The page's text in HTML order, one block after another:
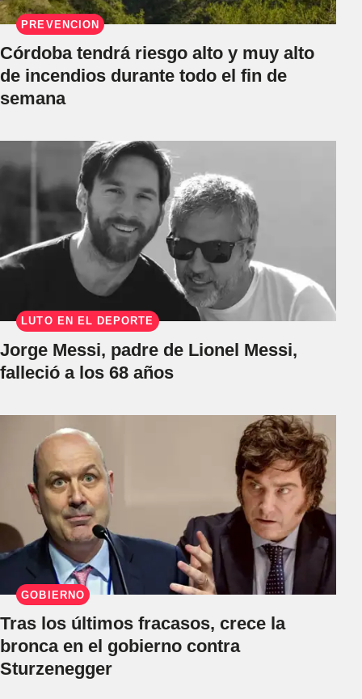
PREVENCIÓN
Córdoba tendrá riesgo alto y muy alto
de incendios durante todo el fin de
semana
LUTO EN EL DEPORTE
Jorge Messi, padre de Lionel Messi,
falleció a los 68 años
GOBIERNO
Tras los últimos fracasos, crece la
bronca en el gobierno contra
Sturzenegger